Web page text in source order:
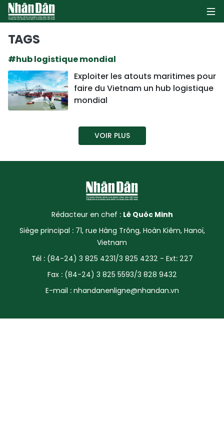
POLITIQUE
SOCIÉTÉ
CULTURE
TOURISME
ENVIRONNEMENT
SPORT
FRANCOPHONIE
TAGS
#hub logistique mondial
Exploiter les atouts maritimes pour
faire du Vietnam un hub logistique
mondial
VOIR PLUS
Rédacteur en chef : Lê Quôc Minh
Siège principal : 71, rue Hàng Trông, Hoàn Kiêm, Hanoï,
Vietnam
Tél : (84-24) 3 825 4231/3 825 4232 - Ext: 227
Fax : (84-24) 3 825 5593/3 828 9432
E-mail : nhandanenligne@nhandan.vn